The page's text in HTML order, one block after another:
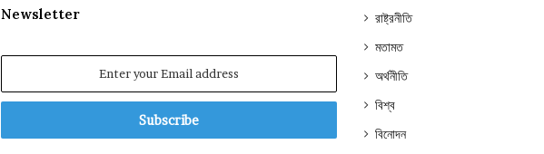
Newsletter
Email
রাষ্ট্রনীতি
মতামত
অর্থনীতি
বিশ্ব
বিনোদন